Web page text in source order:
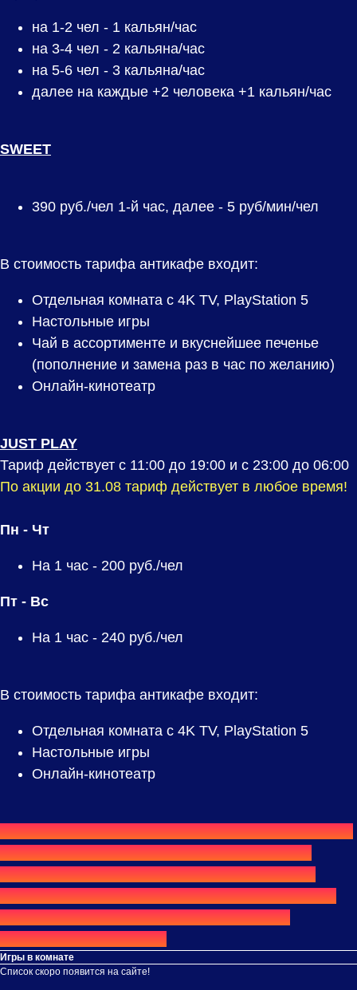
на 1-2 чел - 1 кальян/час
на 3-4 чел - 2 кальяна/час
на 5-6 чел - 3 кальяна/час
далее на каждые +2 человека +1 кальян/час
SWEET
390 руб./чел 1-й час, далее - 5 руб/мин/чел
В стоимость тарифа антикафе входит:
Отдельная комната с 4K TV, PlayStation 5
Настольные игры
Чай в ассортименте и вкуснейшее печенье
(пополнение и замена раз в час по желанию)
Онлайн-кинотеатр
JUST PLAY
Тариф действует с 11:00 до 19:00 и с 23:00 до 06:00
По акции до 31.08 тариф действует в любое время!
Пн - Чт
На 1 час - 200 руб./чел
Пт - Вс
На 1 час - 240 руб./чел
В стоимость тарифа антикафе входит:
Отдельная комната с 4K TV, PlayStation 5
Настольные игры
Онлайн-кинотеатр
⟫⟫Хотите провести у нас весь день или всю ночь?
Обратите внимание на тарифы«Дневной»,
«Ночной»,«Командный день»и«Командная
ночь»— они позволяют отдыхать значительно
дольше и обычно обходятся выгоднее при
длительном посещении.
Игры в комнате
Список скоро появится на сайте!